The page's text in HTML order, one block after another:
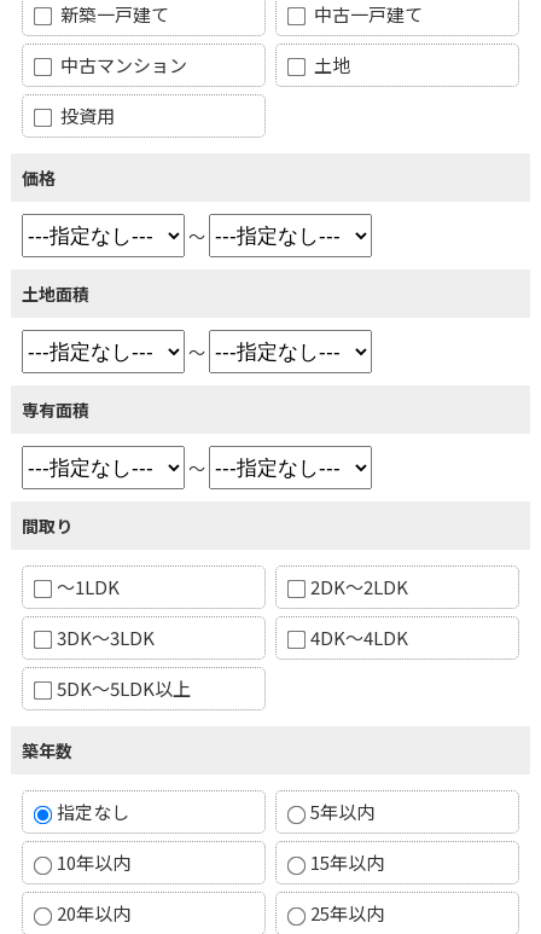
新築一戸建て
中古一戸建て
中古マンション
土地
投資用
価格
～
土地面積
～
専有面積
～
間取り
～1LDK
2DK～2LDK
3DK～3LDK
4DK～4LDK
5DK～5LDK以上
築年数
指定なし
5年以内
10年以内
15年以内
20年以内
25年以内